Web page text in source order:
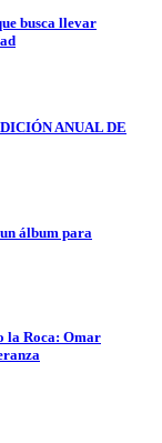
busca llevar
ANUAL DE
álbum para
la Roca: Omar